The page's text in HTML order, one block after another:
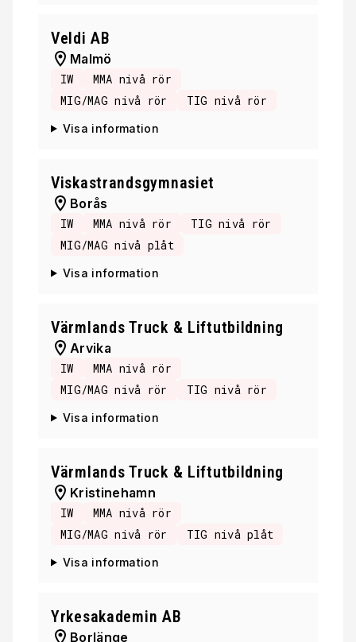
Veldi AB
Malmö
IW
MMA nivå rör
MIG/MAG nivå rör
TIG nivå rör
Visa information
Viskastrandsgymnasiet
Borås
IW MMA nivå rör
TIG nivå rör
MIG/MAG nivå plåt
Visa information
Värmlands Truck & Liftutbildning
Arvika
IW
MMA nivå rör
MIG/MAG nivå rör
TIG nivå rör
Visa information
Värmlands Truck & Liftutbildning
Kristinehamn
IW
MMA nivå rör
MIG/MAG nivå rör
TIG nivå plåt
Visa information
Yrkesakademin AB
Borlänge